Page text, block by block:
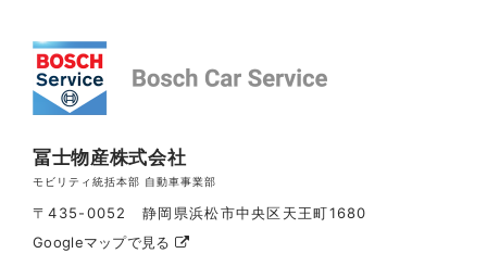
冨士物産株式会社
モビリティ統括本部 自動車事業部
〒435-0052 静岡県浜松市中央区天王町1680
Googleマップで見る